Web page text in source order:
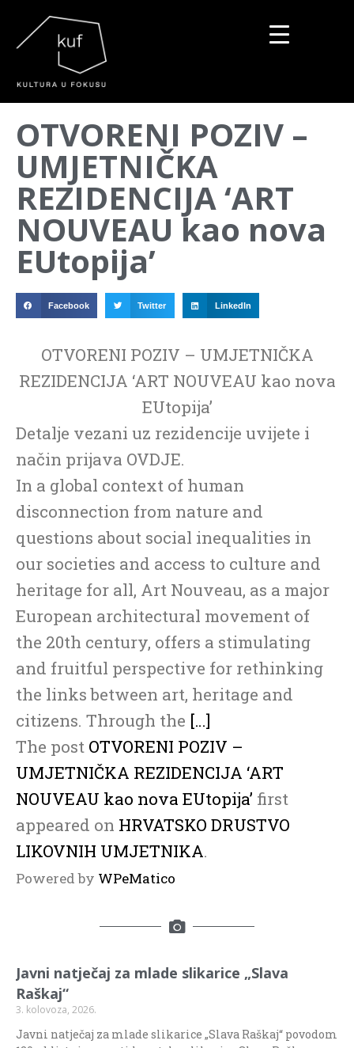
OTVORENI POZIV –
UMJETNIČKA
REZIDENCIJA ‘ART
NOUVEAU kao nova
EUtopija’
Facebook Twitter LinkedIn
OTVORENI POZIV – UMJETNIČKA
REZIDENCIJA ‘ART NOUVEAU kao nova
EUtopija’
Detalje vezani uz rezidencije uvijete i
način prijava OVDJE.
In a global context of human
disconnection from nature and
questions about social inequalities in
our societies and access to culture and
heritage for all, Art Nouveau, as a major
European architectural movement of
the 20th century, offers a stimulating
and fruitful perspective for rethinking
the links between art, heritage and
citizens. Through the […]
The post OTVORENI POZIV –
UMJETNIČKA REZIDENCIJA ‘ART
NOUVEAU kao nova EUtopija’ first
appeared on HRVATSKO DRUSTVO
LIKOVNIH UMJETNIKA.
Powered by WPeMatico
Javni natječaj za mlade slikarice „Slava
Raškaj“
3. kolovoza, 2026.
Javni natječaj za mlade slikarice „Slava Raškaj“ povodom
▼
▼